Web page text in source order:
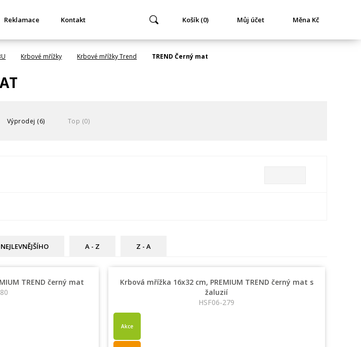
Reklamace Kontakt Košík (0) Můj účet Měna Kč
Krbové mřížky Krbové mřížky Trend TREND Černý mat
Výprodej (6) Top (0)
A - Z Z - A
TREND černý mat
Krbová mřížka 16x32 cm, PREMIUM TREND černý mat s
žaluzií
HSF06-279
Akce